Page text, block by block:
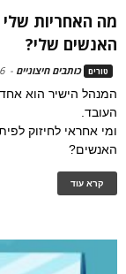
מה האחריות
האנשים שלי?
טורים כותבים חיצוניים -
המנהל הישיר הוא
העובד.
ומי אחראי לחיזוק
האנשים?
קרא עוד